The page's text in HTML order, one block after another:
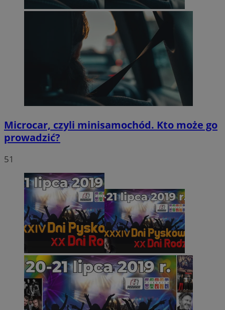
Microcar, czyli minisamochód. Kto może go
prowadzić?
51